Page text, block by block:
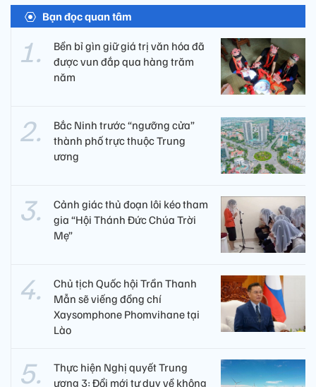
Bạn đọc quan tâm
Bền bỉ gìn giữ giá trị văn hóa đã
được vun đắp qua hàng trăm
năm
Bắc Ninh trước “ngưỡng cửa”
thành phố trực thuộc Trung
ương
Cảnh giác thủ đoạn lôi kéo tham
gia “Hội Thánh Đức Chúa Trời
Mẹ”
Chủ tịch Quốc hội Trần Thanh
Mẫn sẽ viếng đồng chí
Xaysomphone Phomvihane tại
Lào
Thực hiện Nghị quyết Trung
ương 3: Đổi mới tư duy về không